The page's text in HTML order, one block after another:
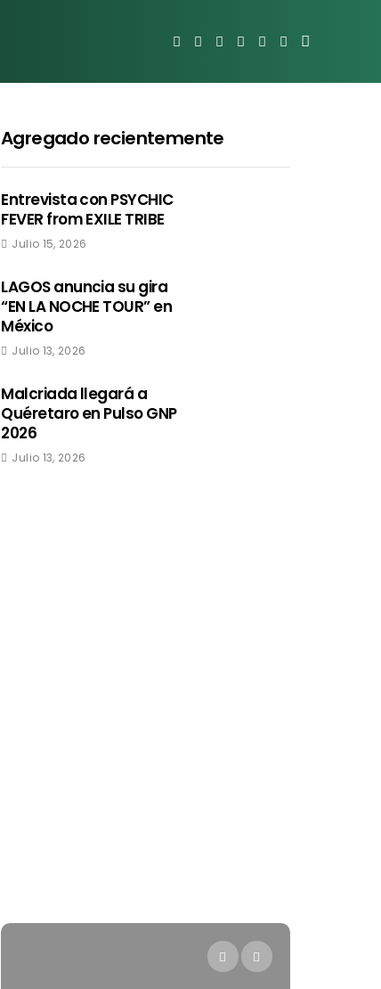
Agregado recientemente
Entrevista con PSYCHIC
FEVER from EXILE TRIBE
Julio 15, 2026
LAGOS anuncia su gira
“EN LA NOCHE TOUR” en
México
Julio 13, 2026
Malcriada llegará a
Quéretaro en Pulso GNP
2026
Julio 13, 2026